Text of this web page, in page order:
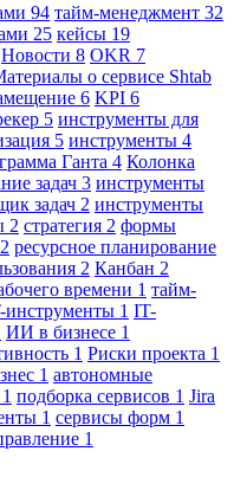
94 тайм-менеджмент 32
25 кейсы 19
Новости 8 OKR 7
о сервисе Shtab
6 KPI 6
5 инструменты для
5 инструменты 4
Ганта 4 Колонка
задач 3 инструменты
задач 2 инструменты
2 стратегия 2 формы
2 ресурсное планирование
2 Канбан 2
времени 1 тайм-
инструменты 1 IT-
ИИ в бизнесе 1
1 Риски проекта 1
1 автономные
1 подборка сервисов 1 Jira
1 сервисы форм 1
1